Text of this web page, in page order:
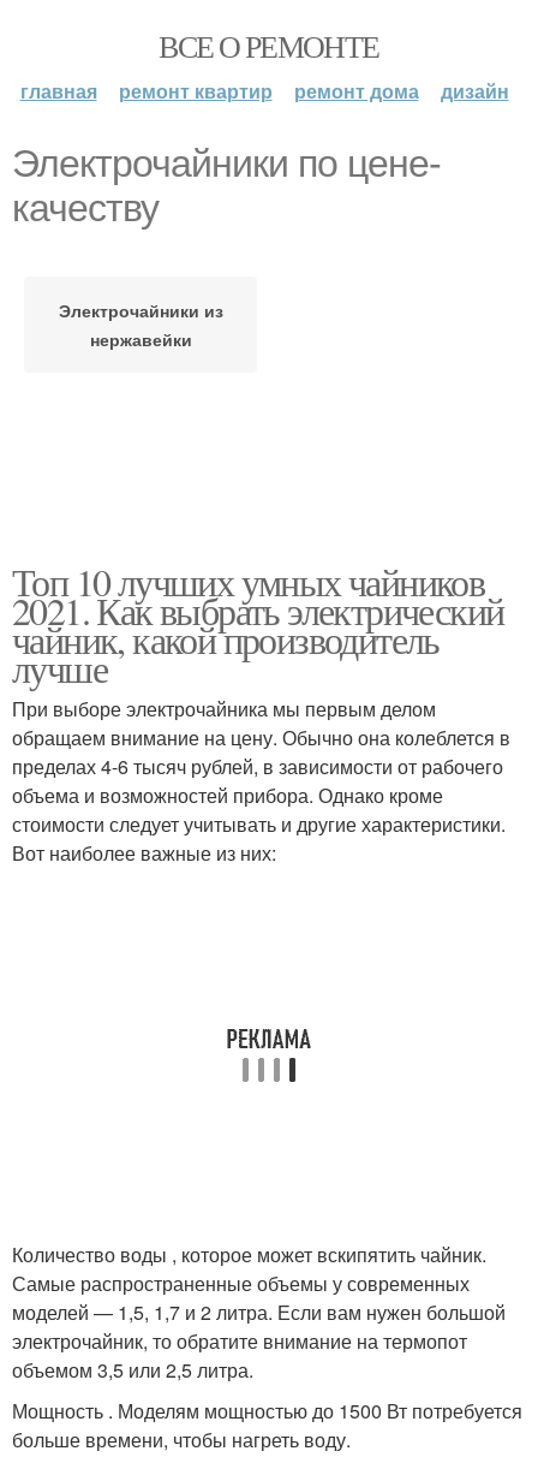
ВСЕ О РЕМОНТЕ
главная ремонт квартир ремонт дома дизайн
Электрочайники по цене-
качеству
Электрочайники из
нержавейки
Топ 10 лучших умных чайников
2021. Как выбрать электрический
чайник, какой производитель
лучше
При выборе электрочайника мы первым делом
обращаем внимание на цену. Обычно она колеблется в
пределах 4-6 тысяч рублей, в зависимости от рабочего
объема и возможностей прибора. Однако кроме
стоимости следует учитывать и другие характеристики.
Вот наиболее важные из них:
Количество воды , которое может вскипятить чайник.
Самые распространенные объемы у современных
моделей — 1,5, 1,7 и 2 литра. Если вам нужен большой
электрочайник, то обратите внимание на термопот
объемом 3,5 или 2,5 литра.
Мощность . Моделям мощностью до 1500 Вт потребуется
больше времени, чтобы нагреть воду.